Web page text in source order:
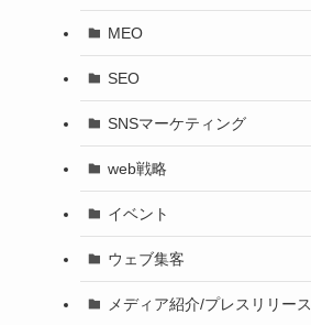
MEO
SEO
SNSマーケティング
web戦略
イベント
ウェブ集客
メディア紹介/プレスリリース